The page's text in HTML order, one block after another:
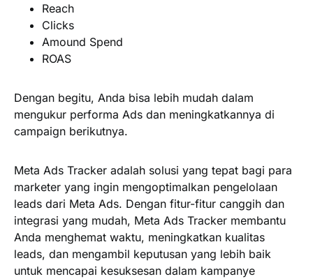
Reach
Clicks
Amound Spend
ROAS
Dengan begitu, Anda bisa lebih mudah dalam
mengukur performa Ads dan meningkatkannya di
campaign berikutnya.
Meta Ads Tracker adalah solusi yang tepat bagi para
marketer yang ingin mengoptimalkan pengelolaan
leads dari Meta Ads. Dengan fitur-fitur canggih dan
integrasi yang mudah, Meta Ads Tracker membantu
Anda menghemat waktu, meningkatkan kualitas
leads, dan mengambil keputusan yang lebih baik
untuk mencapai kesuksesan dalam kampanye